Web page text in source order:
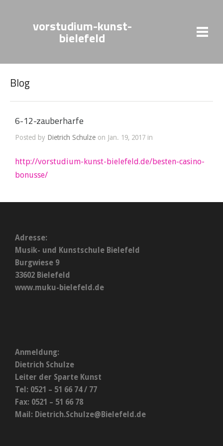
vorstudium-kunst-
bielefeld
Blog
6-12-zauberharfe
Posted by Dietrich Schulze on Jan. 19, 2017 in
http://vorstudium-kunst-bielefeld.de/besten-casino-
bonusse/
Adresse:
Musik- und Kunstschule Bielefeld
Burgwiese 9
33602 Bielefeld
www.muku-bielefeld.de
Anmeldung:
Dietrich Schulze
Leiter der Sparte Kunst
Tel: 0521 – 51 66 74 / 77
Fax: 0521 – 51 66 78
Mail: Dietrich.Schulze@Bielefeld.de